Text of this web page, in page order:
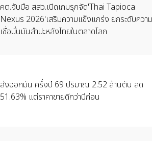
คต.จับมือ สสว.เปิดเกมรุกจัด'Thai Tapioca
Nexus 2026'เสริมความแข็งแกร่ง ยกระดับความ
เชื่อมั่นมันสำปะหลังไทยในตลาดโลก
​ส่งออกมัน ครึ่งปี 69 ปริมาณ 2.52 ล้านตัน ลด
51.63% แต่ราคาขายดีกว่าปีก่อน